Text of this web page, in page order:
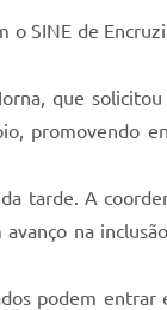
SINE de
que
promovendo
tarde. A
na
podem